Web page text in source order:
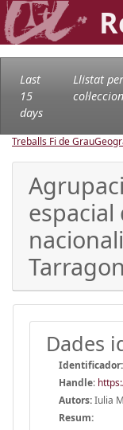
Last
15
days
Llistat per
Treballs Fi de Grau
espacial
Dades
Identificador:
Handle:
Autors:Iulia
Resum: